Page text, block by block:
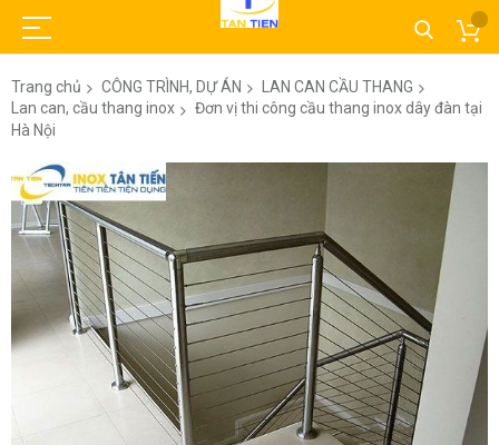
Trang chủ CÔNG TRÌNH, DỰ ÁN
LAN CAN CẦU THANG
Lan can, cầu thang inox
Đơn vị thi công cầu thang inox dây đàn tại
Hà Nội
Chuyển
đến
phần
đầu
của
viện